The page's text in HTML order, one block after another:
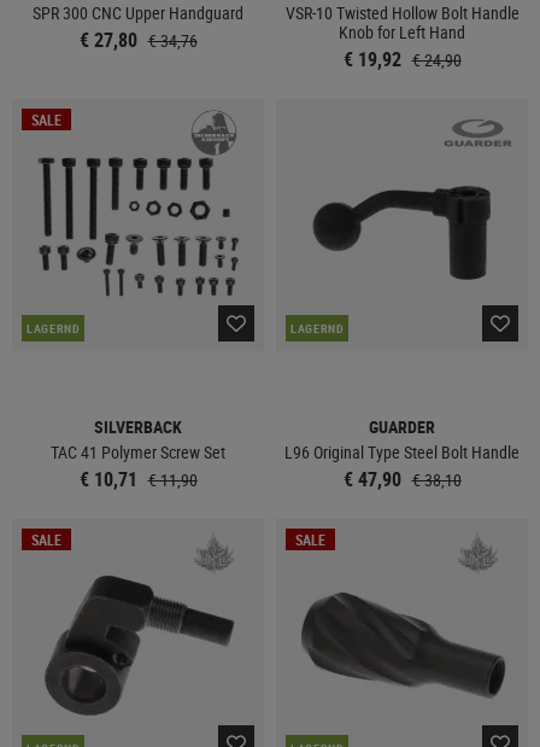
SPR 300 CNC Upper Handguard
€ 27,80 € 34,76
VSR-10 Twisted Hollow Bolt Handle
Knob for Left Hand
€ 19,92 € 24,90
SALE
LAGERND
SILVERBACK
TAC 41 Polymer Screw Set
€ 10,71 € 11,90
LAGERND
GUARDER
L96 Original Type Steel Bolt Handle
€ 47,90 € 38,10
SALE SALE